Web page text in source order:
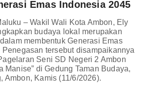
Emas Indonesia 2045
– Wakil Wali Kota Ambon, Ely
budaya lokal merupakan
membentuk Generasi Emas
Penegasan tersebut disampaikannya
Seni SD Negeri 2 Ambon
Manise” di Gedung Taman Budaya,
Ambon, Kamis (11/6/2026).